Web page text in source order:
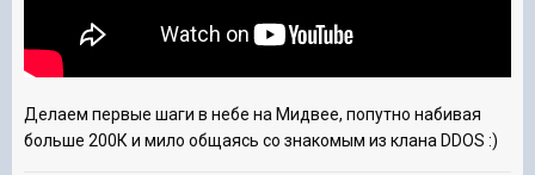
Делаем первые шаги в небе на Мидвее, попутно набивая
больше 200К и мило общаясь со знакомым из клана DDOS :)